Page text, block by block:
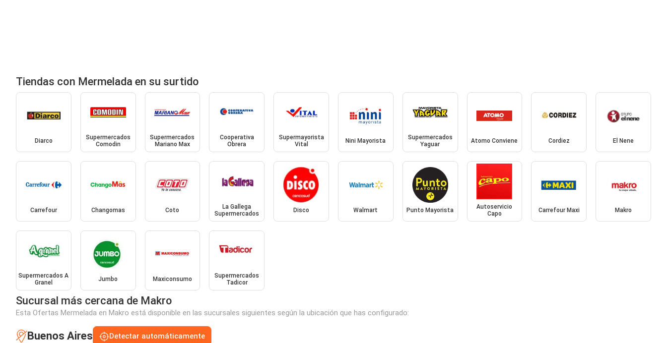
Tiendas con Mermelada en su surtido
Diarco
Supermercados
Comodin
Supermercados
Mariano Max
Cooperativa
Obrera
Supermayorista
Vital
Nini Mayorista
Supermercados
Yaguar
Atomo Conviene Cordiez El Nene
Carrefour Changomas Coto
La Gallega
Supermercados
Disco Walmart Punto Mayorista
Autoservicio
Capo
Carrefour Maxi Makro
Supermercados A
Granel
Jumbo Maxiconsumo
Supermercados
Tadicor
Sucursal más cercana de Makro
Esta Ofertas Mermelada en Makro está disponible en las sucursales siguientes según la ubicación que has configurado:
Buenos Aires Detectar automáticamente